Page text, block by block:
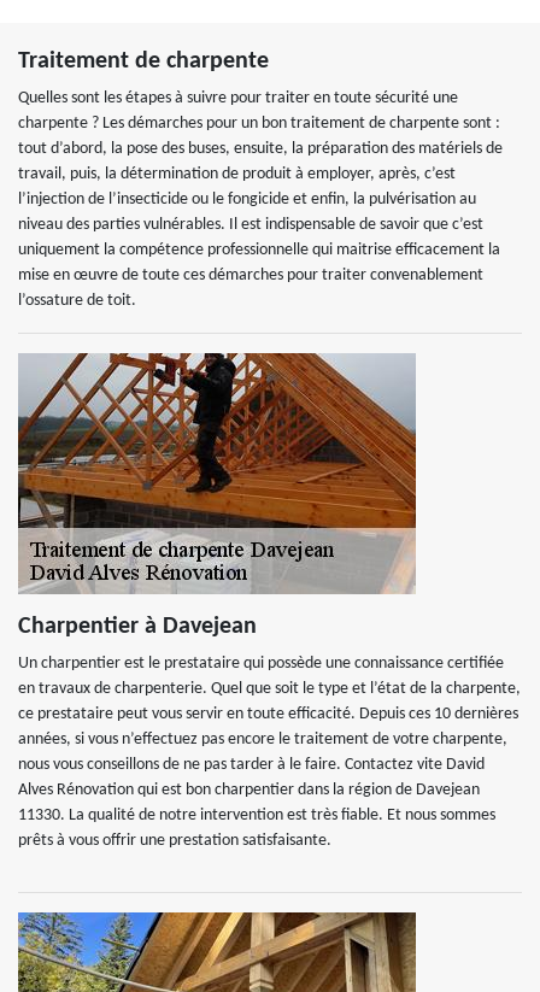
Traitement de charpente
Quelles sont les étapes à suivre pour traiter en toute sécurité une
charpente ? Les démarches pour un bon traitement de charpente sont :
tout d’abord, la pose des buses, ensuite, la préparation des matériels de
travail, puis, la détermination de produit à employer, après, c’est
l’injection de l’insecticide ou le fongicide et enfin, la pulvérisation au
niveau des parties vulnérables. Il est indispensable de savoir que c’est
uniquement la compétence professionnelle qui maitrise efficacement la
mise en œuvre de toute ces démarches pour traiter convenablement
l’ossature de toit.
Charpentier à Davejean
Un charpentier est le prestataire qui possède une connaissance certifiée
en travaux de charpenterie. Quel que soit le type et l’état de la charpente,
ce prestataire peut vous servir en toute efficacité. Depuis ces 10 dernières
années, si vous n’effectuez pas encore le traitement de votre charpente,
nous vous conseillons de ne pas tarder à le faire. Contactez vite David
Alves Rénovation qui est bon charpentier dans la région de Davejean
11330. La qualité de notre intervention est très fiable. Et nous sommes
prêts à vous offrir une prestation satisfaisante.